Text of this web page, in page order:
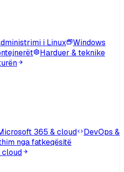
i Linux
Windows
Harduer & teknike
365 & cloud
DevOps &
nga fatkeqësitë
cloud